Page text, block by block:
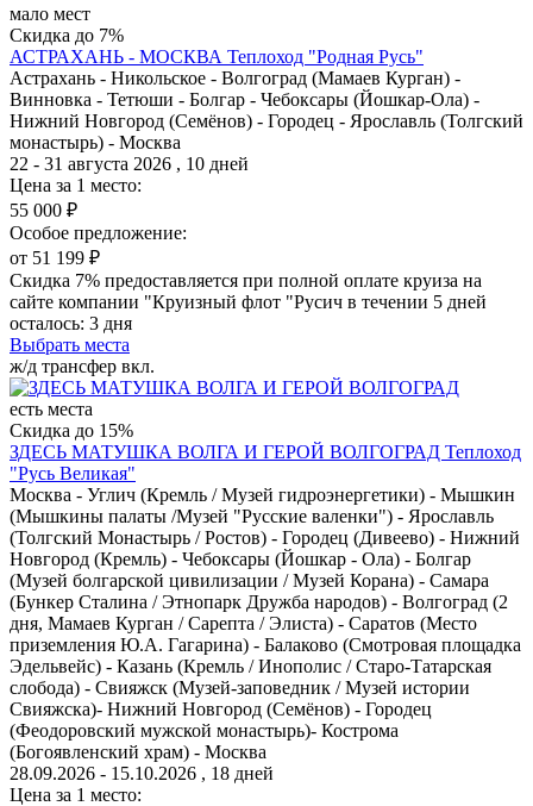
мало мест
Скидка до 7%
АСТРАХАНЬ - МОСКВА Теплоход "Родная Русь"
Астрахань - Никольское - Волгоград (Мамаев Курган) -
Винновка - Тетюши - Болгар - Чебоксары (Йошкар-Ола) -
Нижний Новгород (Семёнов) - Городец - Ярославль (Толгский
монастырь) - Москва
22 - 31 августа 2026 , 10 дней
Цена за 1 место:
55 000 ₽
Особое предложение:
от 51 199 ₽
Скидка 7% предоставляется при полной оплате круиза на
сайте компании "Круизный флот "Русич в течении 5 дней
осталось: 3 дня
Выбрать места
ж/д трансфер вкл.
есть места
Скидка до 15%
ЗДЕСЬ МАТУШКА ВОЛГА И ГЕРОЙ ВОЛГОГРАД Теплоход
"Русь Великая"
Москва - Углич (Кремль / Музей гидроэнергетики) - Мышкин
(Мышкины палаты /Музей "Русские валенки") - Ярославль
(Толгский Монастырь / Ростов) - Городец (Дивеево) - Нижний
Новгород (Кремль) - Чебоксары (Йошкар - Ола) - Болгар
(Музей болгарской цивилизации / Музей Корана) - Самара
(Бункер Сталина / Этнопарк Дружба народов) - Волгоград (2
дня, Мамаев Курган / Сарепта / Элиста) - Саратов (Место
приземления Ю.А. Гагарина) - Балаково (Смотровая площадка
Эдельвейс) - Казань (Кремль / Инополис / Старо-Татарская
слобода) - Свияжск (Музей-заповедник / Музей истории
Свияжска)- Нижний Новгород (Семёнов) - Городец
(Феодоровский мужской монастырь)- Кострома
(Богоявленский храм) - Москва
28.09.2026 - 15.10.2026 , 18 дней
Цена за 1 место: